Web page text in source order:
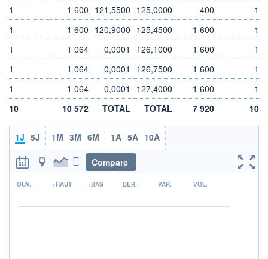
124,2500 124,1500
8
CAPITAL ÉCHANGÉ
0,00%
VALORISATION
35 064 MEUR
DERNIER ÉCHANGE
07.08.26 / 17:35:33
0,0000
HAUSSE
0,0000
ESTIMÉ 2026
-
2026
-
DERNIER
DIVIDENDE
0,00 EUR -
1
1 600 121,5500 125,0000 400
1
1
1 600 120,9000 125,4500 1 600
1
1
1 064 0,0001 126,1000 1 600
1
1
1 064 0,0001 126,7500 1 600
1
1
1 064 0,0001 127,4000 1 600
1
10
10 572 TOTAL TOTAL 7 920 10
1J 5J 1M 3M 6M 1A 5A 10A
Compare
r
OUV. +HAUT +BAS DER. VAR. VOL.